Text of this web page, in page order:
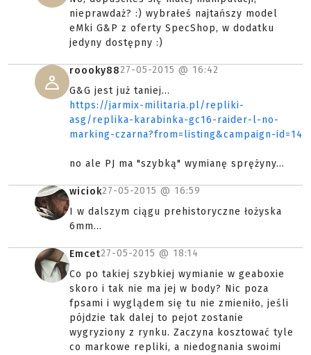
nieprawdaż? :) wybrałeś najtańszy model
eMki G&P z oferty SpecShop, w dodatku
jedyny dostępny :)
roooky8827-05-2015 @ 16:42
G&G jest już taniej...
https://jarmix-militaria.pl/repliki-
asg/replika-karabinka-gc16-raider-l-no-
marking-czarna?from=listing&campaign-id=14
no ale PJ ma "szybką" wymianę sprężyny...
wiciok27-05-2015 @ 16:59
I w dalszym ciągu prehistoryczne łożyska
6mm...
Emcet27-05-2015 @ 18:14
Co po takiej szybkiej wymianie w geaboxie
skoro i tak nie ma jej w body? Nic poza
fpsami i wyglądem się tu nie zmieniło, jeśli
pójdzie tak dalej to pejot zostanie
wygryziony z rynku. Zaczyna kosztować tyle
co markowe repliki, a niedognania swoimi